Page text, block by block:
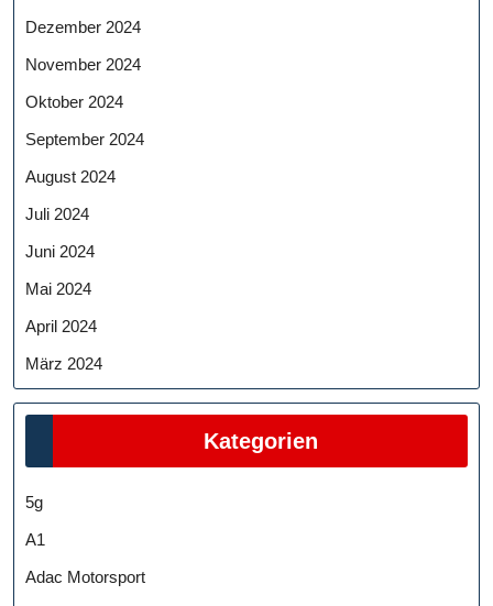
Dezember 2024
November 2024
Oktober 2024
September 2024
August 2024
Juli 2024
Juni 2024
Mai 2024
April 2024
März 2024
Kategorien
5g
A1
Adac Motorsport